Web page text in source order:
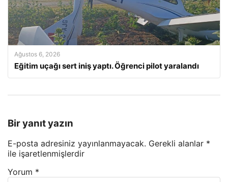
Ağustos 6, 2026
Eğitim uçağı sert iniş yaptı. Öğrenci pilot yaralandı
Bir yanıt yazın
E-posta adresiniz yayınlanmayacak. Gerekli alanlar *
ile işaretlenmişlerdir
Yorum *